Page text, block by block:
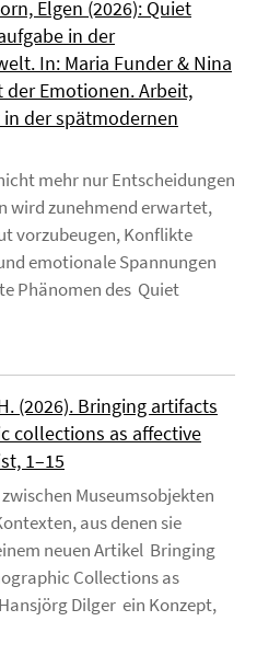
Elgen (2026): Quiet
in der
In: Maria Funder & Nina
der Emotionen. Arbeit,
der spätmodernen
mehr nur Entscheidungen
wird zunehmend erwartet,
vorzubeugen, Konflikte
emotionale Spannungen
Phänomen des Quiet
(2026). Bringing artifacts
collections as affective
1–15
Museumsobjekten
aus denen sie
neuen Artikel Bringing
Collections as
Dilger ein Konzept,